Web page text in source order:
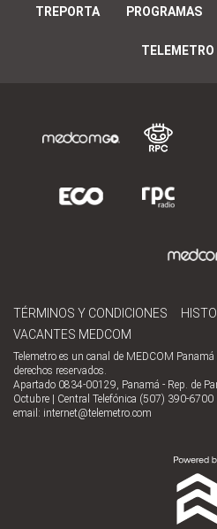
TREPORTA PROGRAMAS
TELEMETRO
TÉRMINOS Y CONDICIONES
VACANTES MEDCOM
Telemetro es un canal de MEDCOM
derechos reservados.
Apartado 0834-00129, Panamá - Rep. de
Octubre | Central Telefónica (507) 390-6700
email: internet@telemetro.com